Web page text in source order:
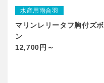
水産用雨合羽
マリンレリータフ胸付ズボ
ン
12,700円～